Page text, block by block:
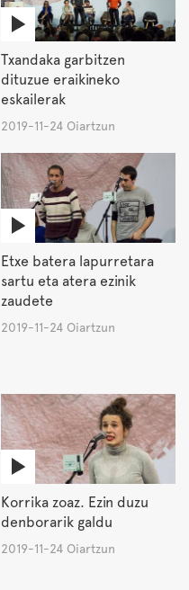
Txandaka garbitzen
dituzue eraikineko
eskailerak
2019-11-24 Oiartzun
Etxe batera lapurretara
sartu eta atera ezinik
zaudete
2019-11-24 Oiartzun
Korrika zoaz. Ezin duzu
denborarik galdu
2019-11-24 Oiartzun